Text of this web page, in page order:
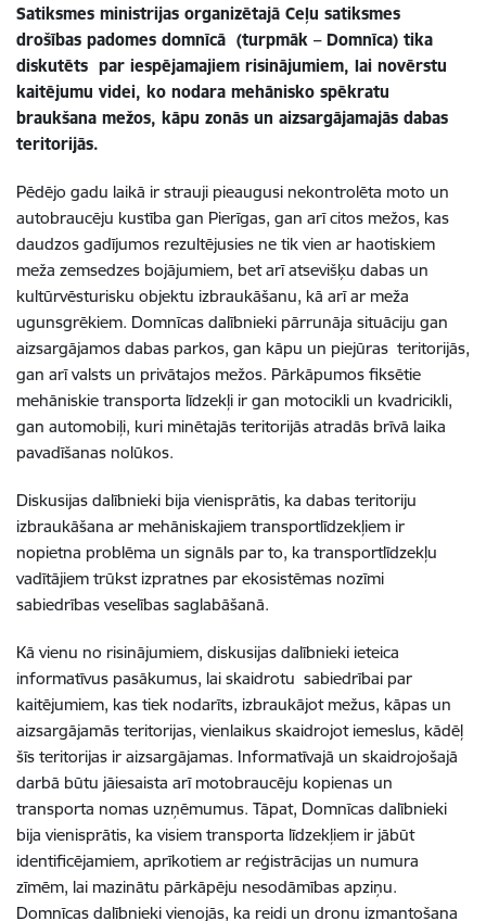
Satiksmes ministrijas organizētajā Ceļu satiksmes
drošības padomes domnīcā (turpmāk – Domnīca) tika
diskutēts par iespējamajiem risinājumiem, lai novērstu
kaitējumu videi, ko nodara mehānisko spēkratu
braukšana mežos, kāpu zonās un aizsargājamajās dabas
teritorijās.
Pēdējo gadu laikā ir strauji pieaugusi nekontrolēta moto un
autobraucēju kustība gan Pierīgas, gan arī citos mežos, kas
daudzos gadījumos rezultējusies ne tik vien ar haotiskiem
meža zemsedzes bojājumiem, bet arī atsevišķu dabas un
kultūrvēsturisku objektu izbraukāšanu, kā arī ar meža
ugunsgrēkiem. Domnīcas dalībnieki pārrunāja situāciju gan
aizsargājamos dabas parkos, gan kāpu un piejūras teritorijās,
gan arī valsts un privātajos mežos. Pārkāpumos fiksētie
mehāniskie transporta līdzekļi ir gan motocikli un kvadricikli,
gan automobiļi, kuri minētajās teritorijās atradās brīvā laika
pavadīšanas nolūkos.
Diskusijas dalībnieki bija vienisprātis, ka dabas teritoriju
izbraukāšana ar mehāniskajiem transportlīdzekļiem ir
nopietna problēma un signāls par to, ka transportlīdzekļu
vadītājiem trūkst izpratnes par ekosistēmas nozīmi
sabiedrības veselības saglabāšanā.
Kā vienu no risinājumiem, diskusijas dalībnieki ieteica
informatīvus pasākumus, lai skaidrotu sabiedrībai par
kaitējumiem, kas tiek nodarīts, izbraukājot mežus, kāpas un
aizsargājamās teritorijas, vienlaikus skaidrojot iemeslus, kādēļ
šīs teritorijas ir aizsargājamas. Informatīvajā un skaidrojošajā
darbā būtu jāiesaista arī motobraucēju kopienas un
transporta nomas uzņēmumus. Tāpat, Domnīcas dalībnieki
bija vienisprātis, ka visiem transporta līdzekļiem ir jābūt
identificējamiem, aprīkotiem ar reģistrācijas un numura
zīmēm, lai mazinātu pārkāpēju nesodāmības apziņu.
Domnīcas dalībnieki vienojās, ka reidi un dronu izmantošana